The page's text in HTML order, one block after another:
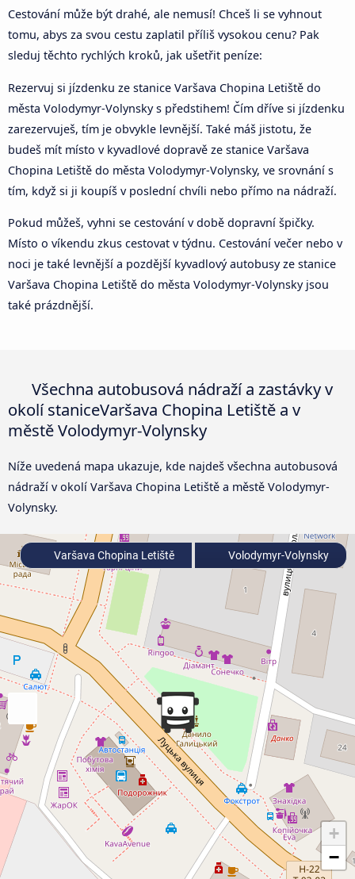
Cestování může být drahé, ale nemusí! Chceš li se vyhnout
tomu, abys za svou cestu zaplatil příliš vysokou cenu? Pak
sleduj těchto rychlých kroků, jak ušetřit peníze:
Rezervuj si jízdenku ze stanice Varšava Chopina Letiště do
města Volodymyr-Volynsky s předstihem! Čím dříve si jízdenku
zarezervuješ, tím je obvykle levnější. Také máš jistotu, že
budeš mít místo v kyvadlové dopravě ze stanice Varšava
Chopina Letiště do města Volodymyr-Volynsky, ve srovnání s
tím, když si ji koupíš v poslední chvíli nebo přímo na nádraží.
Pokud můžeš, vyhni se cestování v době dopravní špičky.
Místo o víkendu zkus cestovat v týdnu. Cestování večer nebo v
noci je také levnější a pozdější kyvadlový autobusy ze stanice
Varšava Chopina Letiště do města Volodymyr-Volynsky jsou
také prázdnější.
Všechna autobusová nádraží a zastávky v
okolí staniceVaršava Chopina Letiště a v
městě Volodymyr-Volynsky
Níže uvedená mapa ukazuje, kde najdeš všechna autobusová
nádraží v okolí Varšava Chopina Letiště a městě Volodymyr-
Volynsky.
+
−
Varšava Chopina Letiště Volodymyr-Volynsky